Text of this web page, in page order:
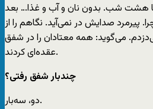
هشت شب. بدون نان و آب و غذا… بعد
پیرمرد صدایش در نمی‌آید. نگاهم را از
می‌گوید: همه معتادان را در شفق
عقده‌ای کردند.
‌چندبار شفق رفتی؟
دو، سه‌بار.